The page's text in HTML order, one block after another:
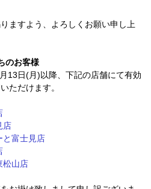
ますよう、よろしくお願い申し上
のお客様
13日(月)以降、下記の店舗にて有効
ただけます。
店
と富士見店
松山店